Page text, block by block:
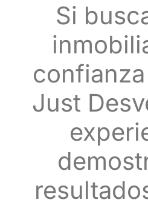
Si
Just